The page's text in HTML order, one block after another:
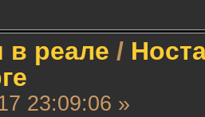
в реале /
23:09:06 »